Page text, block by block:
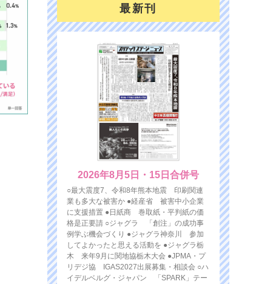
最新刊
2026年8月5日・15日合併号
○最大震度7、令和8年熊本地震 印刷関連
業も多大な被害か ●経産省 被害中小企業
に支援措置 ●日紙商 巻取紙・平判紙の価
格是正要請 ○ジャグラ 「創注」の成功事
例学ぶ機会づくり ●ジャグラ神奈川 参加
してよかったと思える活動を ●ジャグラ栃
木 来年9月に関地協栃木大会 ●JPMA・プ
リデジ協 IGAS2027出展募集・相談会 ○ハ
イデルベルグ・ジャパン 「SPARK」テー